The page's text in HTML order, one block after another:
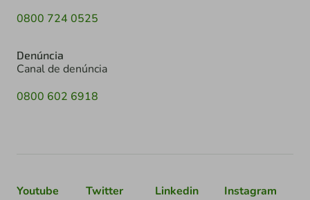
0800 724 0525
Denúncia
Canal de denúncia
0800 602 6918
Youtube Twitter Linkedin Instagram